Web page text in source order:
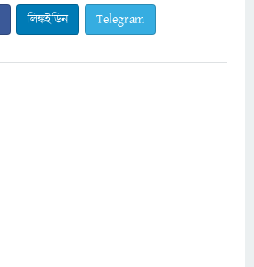
লিঙ্কইডিন Telegram